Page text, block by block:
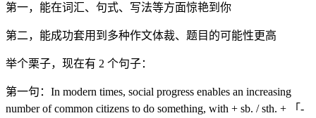
第一，能在词汇、句式、写法等方面惊艳到你
第二，能成功套用到多种作文体裁、题目的可能性更高
举个栗子，现在有 2 个句子：
第一句：In modern times, social progress enables an increasing
number of common citizens to do something, with + sb. / sth. + 「-